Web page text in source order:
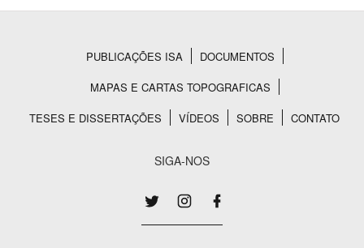
Rodapé
PUBLICAÇÕES ISA
DOCUMENTOS
MAPAS E CARTAS TOPOGRAFICAS
TESES E DISSERTAÇÕES
VÍDEOS SOBRE CONTATO
SIGA-NOS